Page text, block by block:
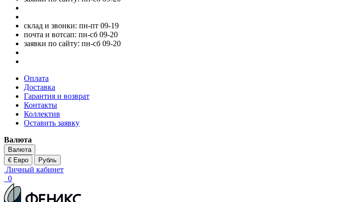
склад и звонки: пн-пт 09-19
почта и вотсап: пн-сб 09-20
заявки по сайту: пн-сб 09-20
Оплата
Доставка
Гарантия и возврат
Контакты
Коллектив
Оставить заявку
Валюта
Валюта
€ Евро
Рубль
Личный кабинет
0